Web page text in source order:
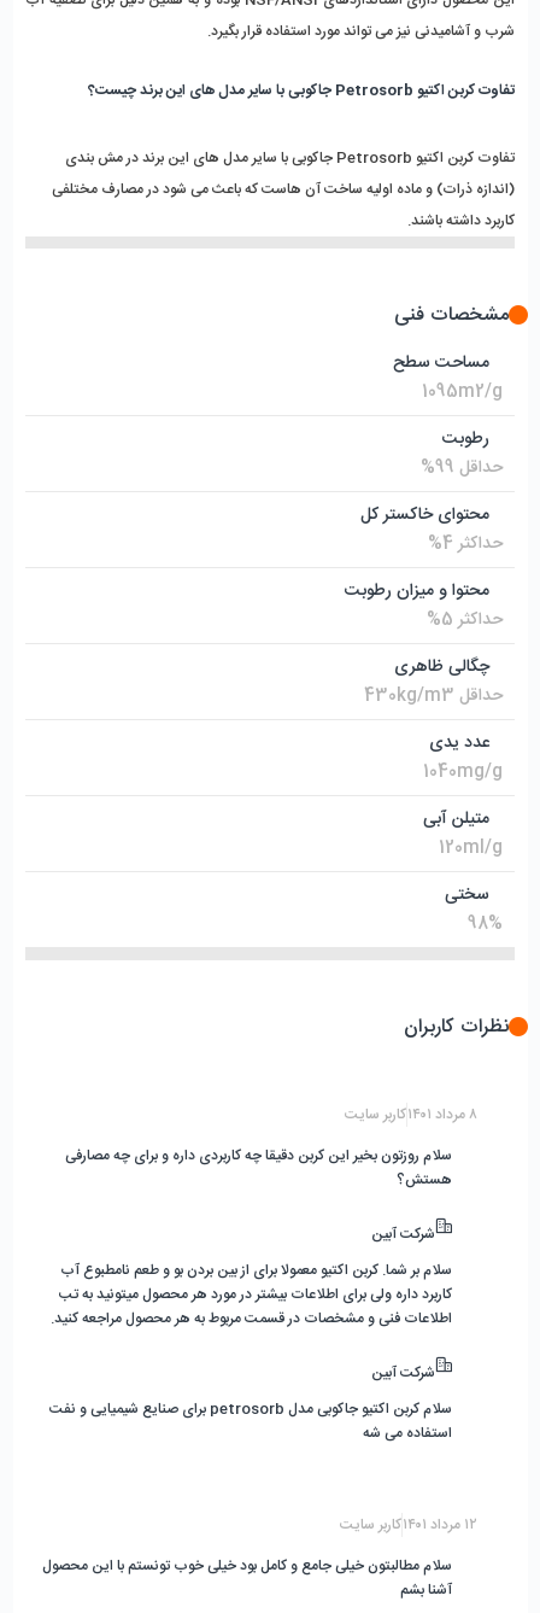
شرب و آشامیدنی نیز می تواند مورد استفاده قرار بگیرد.
تفاوت کربن اکتیو Petrosorb جاکوبی با سایر مدل های این برند چیست؟
کاربرد داشته باشند.
مشخصات فنی
مساحت سطح
1095m2/g
رطوبت
حداقل 99%
محتوای خاکستر کل
حداکثر 4%
محتوا و میزان رطوبت
حداکثر 5%
چگالی ظاهری
حداقل 430kg/m3
عدد یدی
1040mg/g
متیلن آبی
120ml/g
سختی
98%
نظرات کاربران
۸ مرداد ۱۴۰۱
کاربر سایت
سلام روزتون بخیر این کربن دقیقا چه کاربردی داره و برای چه مصارفی
هستش؟
شرکت آبین
سلام بر شما. کربن اکتیو معمولا برای از بین بردن بو و طعم نامطبوع آب
کاربرد داره ولی برای اطلاعات بیشتر در مورد هر محصول میتونید به تب
اطلاعات فنی و مشخصات در قسمت مربوط به هر محصول مراجعه کنید.
شرکت آبین
سلام کربن اکتیو جاکوبی مدل petrosorb برای صنایع شیمیایی و نفت
استفاده می شه
۱۲ مرداد ۱۴۰۱
کاربر سایت
سلام مطالبتون خیلی جامع و کامل بود خیلی خوب تونستم با این محصول
آشنا بشم